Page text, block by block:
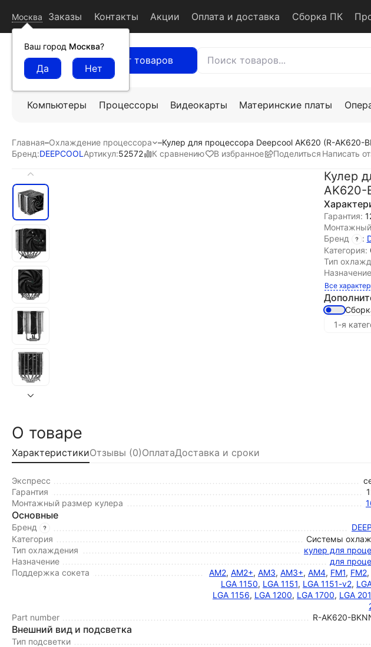
Москва
Ваш город Москва?
Заказы Контакты Акции Оплата и доставка Сборка ПК
Каталог товаров
Компьютеры Процессоры Видеокарты Материнские платы
Главная–Охлаждение процессора –Кулер для процессора Deepcool AK620 (R-AK620-
Бренд:DEEPCOOL Артикул:52572 К сравнению В избранное Поделиться Написать
Кулер
AK620-
Гарантия:
Бренд
:
Категория:
Тип
Все
О товаре
ХарактеристикиОтзывы (0)ОплатаДоставка и сроки
Экспресс
Гарантия
Монтажный размер кулера
Основные
Бренд
Категория
Системы
Тип охлаждения
кулер для
Назначение
для
Поддержка сокета
AM2, AM2+, AM3, AM3+, AM4, FM1, FM2,
LGA 1150, LGA 1151, LGA 1151-v2,
LGA 1156, LGA 1200, LGA 1700, LGA
Part number
R-AK620-
Внешний вид и подсветка
Тип подсветки